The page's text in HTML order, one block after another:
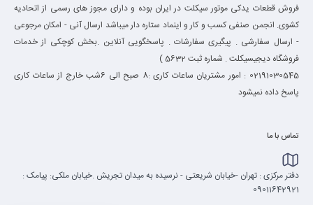
فروش قطعات یدکی موتور سیکلت در ایران بوده و دارای مجوز های رسمی از اتحادیه
کشوی. انجمن صنفی کسب و کار و اینماد ستاره دار میباشد ارسال آنی - امکان مرجوعی
- ارسال سفارشی . پیگیری سفارشات . پاسخگویی آنلاین .بخش کوچکی از خدمات
فروشگاه دیجیسیکلت . شماره ثبت 5632 )
02191030545 : امور مشتریان ساعات کاری :8 صبح الی 6شب خارج از ساعات کاری
پاسخ داده نمیشود
تماس با ما
دفتر مرکزی : تهران -خیابان شریعتی - نرسیده به میدان تجریش .خیابان ملکی: پیامک :
09011642921